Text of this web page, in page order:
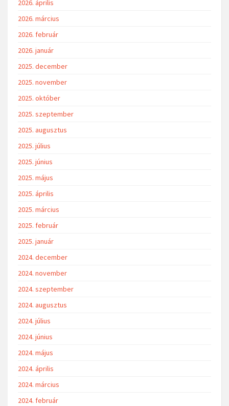
2026. április
2026. március
2026. február
2026. január
2025. december
2025. november
2025. október
2025. szeptember
2025. augusztus
2025. július
2025. június
2025. május
2025. április
2025. március
2025. február
2025. január
2024. december
2024. november
2024. szeptember
2024. augusztus
2024. július
2024. június
2024. május
2024. április
2024. március
2024. február